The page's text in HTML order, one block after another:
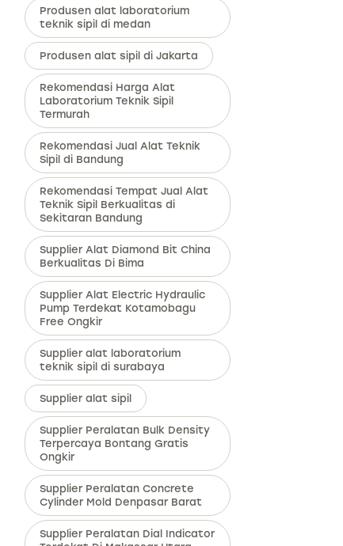
Produsen alat laboratorium
teknik sipil di medan
Produsen alat sipil di Jakarta
Rekomendasi Harga Alat
Laboratorium Teknik Sipil
Termurah
Rekomendasi Jual Alat Teknik
Sipil di Bandung
Rekomendasi Tempat Jual Alat
Teknik Sipil Berkualitas di
Sekitaran Bandung
Supplier Alat Diamond Bit China
Berkualitas Di Bima
Supplier Alat Electric Hydraulic
Pump Terdekat Kotamobagu
Free Ongkir
Supplier alat laboratorium
teknik sipil di surabaya
Supplier alat sipil
Supplier Peralatan Bulk Density
Terpercaya Bontang Gratis
Ongkir
Supplier Peralatan Concrete
Cylinder Mold Denpasar Barat
Supplier Peralatan Dial Indicator